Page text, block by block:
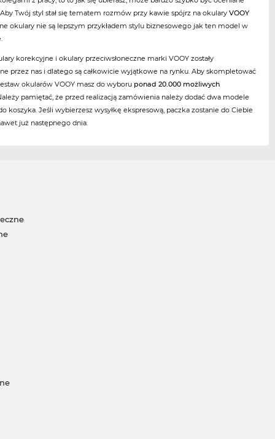
Twój styl stał się tematem rozmów przy kawie spójrz na okularyVOOY
okulary nie są lepszym przykładem stylu biznesowego jak ten model w
korekcyjne i okulary przeciwsłoneczne marki VOOY zostały
przez nas i dlatego są całkowicie wyjątkowe na rynku. Aby skompletować
okularów VOOY masz do wyboru ponad 20.000 możliwych
pamiętać, że przed realizacją zamówienia należy dodać dwa modele
koszyka. Jeśli wybierzesz wysyłkę ekspresową, paczka zostanie do Ciebie
już następnego dnia.